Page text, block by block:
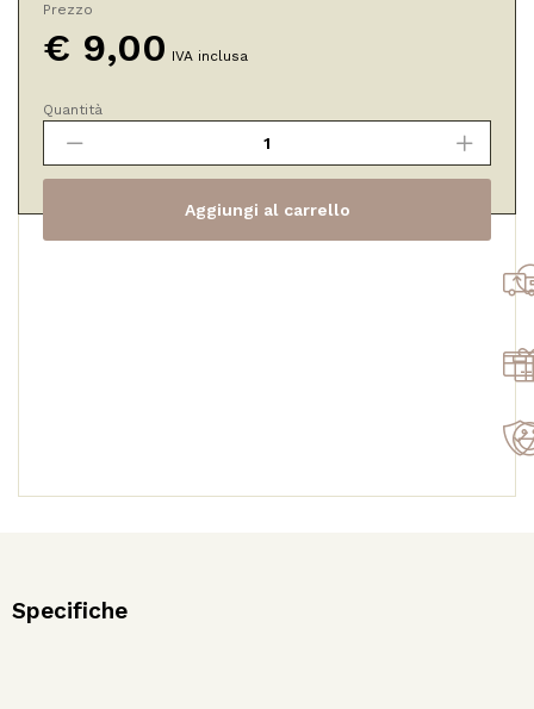
Prezzo
€ 9,00 IVA inclusa
WOW
Siero
Rinforzante
NEW!
quantità
Quantità
Aggiungi al carrello
Specifiche